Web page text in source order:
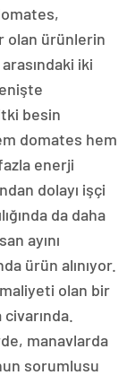
olan ürünlerin
iki
besin
domates hem
enerji
dolayı işçi
da daha
ayını
ürün alınıyor.
olan bir
manavlarda
sorumlusu